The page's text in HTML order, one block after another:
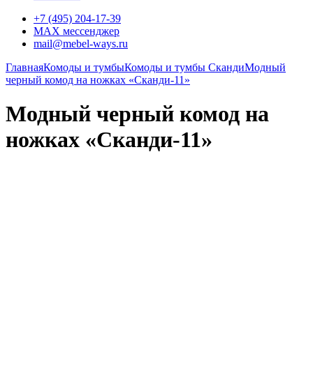
+7 (495) 204-17-39
MAX мессенджер
mail@mebel-ways.ru
ГлавнаяКомоды и тумбыКомоды и тумбы СкандиМодный
черный комод на ножках «Сканди-11»
Модный черный комод на
ножках «Сканди-11»